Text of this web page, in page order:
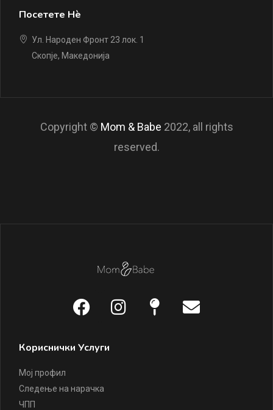
Посетете Нè
Ул. Народен Фронт 23 лок. 1
Скопје, Македонија
Copyright © Mom & Babe 2022, all rights
reserved.
Кориснички Услуги
Мој профил
Следење на нарачка
ЧПП